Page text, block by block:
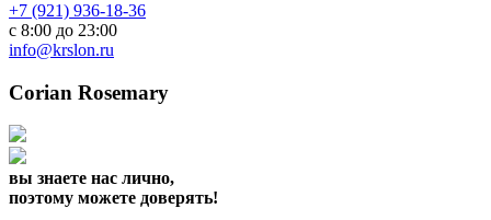
+7 (921) 936-18-36
с 8:00 до 23:00
info@krslon.ru
Corian Rosemary
вы знаете нас лично,
поэтому можете доверять!